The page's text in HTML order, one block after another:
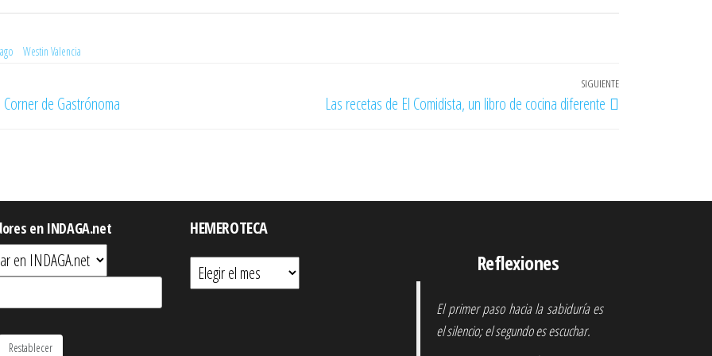
Westin Valencia
de Gastrónoma
Entrada
SIGUIENTE
Las recetas de El Comidista, un libro de cocina diferente
en INDAGA.net
HEMEROTECA
Hemeroteca
Reflexiones
El primer paso hacia la sabiduría es
el silencio; el segundo es escuchar.